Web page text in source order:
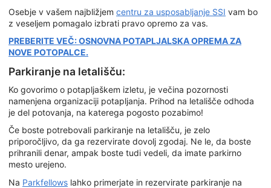
Osebje v vašem najbližjem centru za usposabljanje SSI vam bo
z veseljem pomagalo izbrati pravo opremo za vas.
PREBERITE VEČ: OSNOVNA POTAPLJALSKA OPREMA ZA
NOVE POTOPALCE.
Parkiranje na letališču:
Ko govorimo o potapljaškem izletu, je večina pozornosti
namenjena organizaciji potapljanja. Prihod na letališče odhoda
je del potovanja, na katerega pogosto pozabimo!
Če boste potrebovali parkiranje na letališču, je zelo
priporočljivo, da ga rezervirate dovolj zgodaj. Ne le, da boste
prihranili denar, ampak boste tudi vedeli, da imate parkirno
mesto urejeno.
Na Parkfellows lahko primerjate in rezervirate parkiranje na